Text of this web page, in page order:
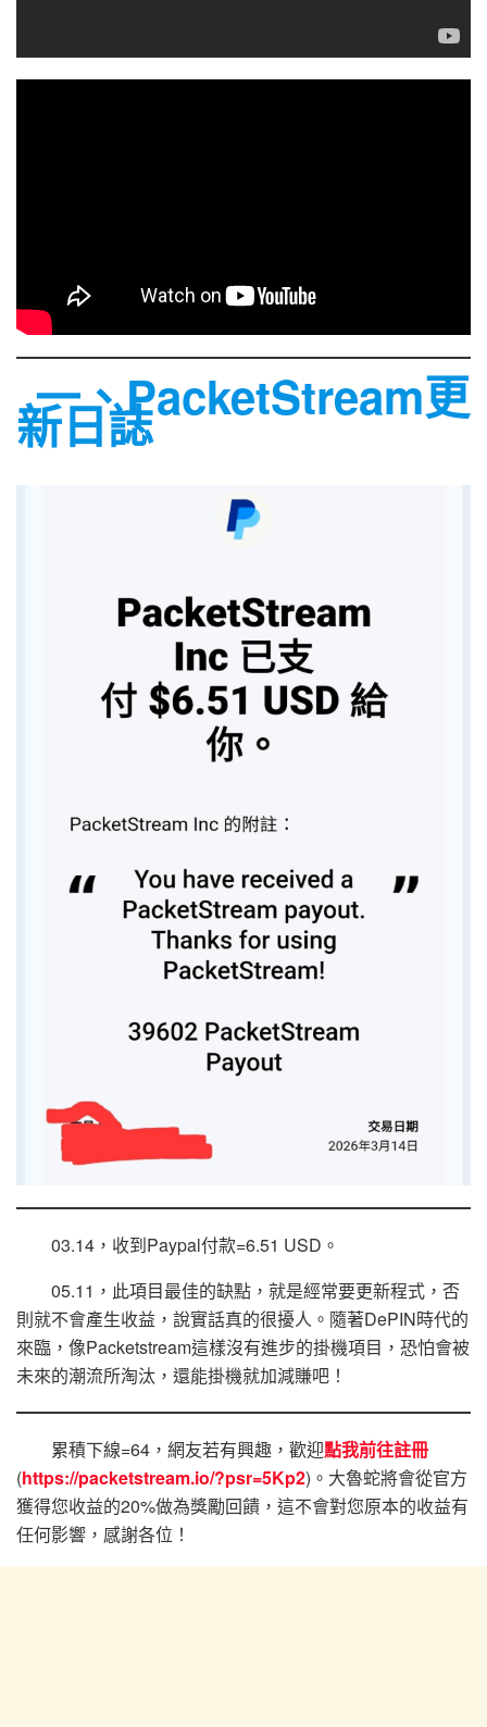
一、PacketStream更
新日誌
03.14，收到Paypal付款=6.51 USD。
05.11，此項目最佳的缺點，就是經常要更新程式，否
則就不會產生收益，說實話真的很擾人。隨著DePIN時代的
來臨，像Packetstream這樣沒有進步的掛機項目，恐怕會被
未來的潮流所淘汰，還能掛機就加減賺吧！
累積下線=64，網友若有興趣，歡迎點我前往註冊
(https://packetstream.io/?psr=5Kp2)。大魯蛇將會從官方
獲得您收益的20%做為獎勵回饋，這不會對您原本的收益有
任何影響，感謝各位！